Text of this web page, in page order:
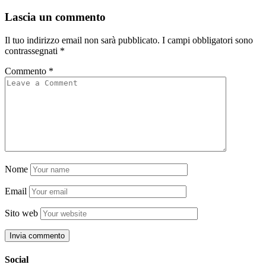
Lascia un commento
Il tuo indirizzo email non sarà pubblicato. I campi obbligatori sono
contrassegnati *
Commento *
Nome
Email
Sito web
Social